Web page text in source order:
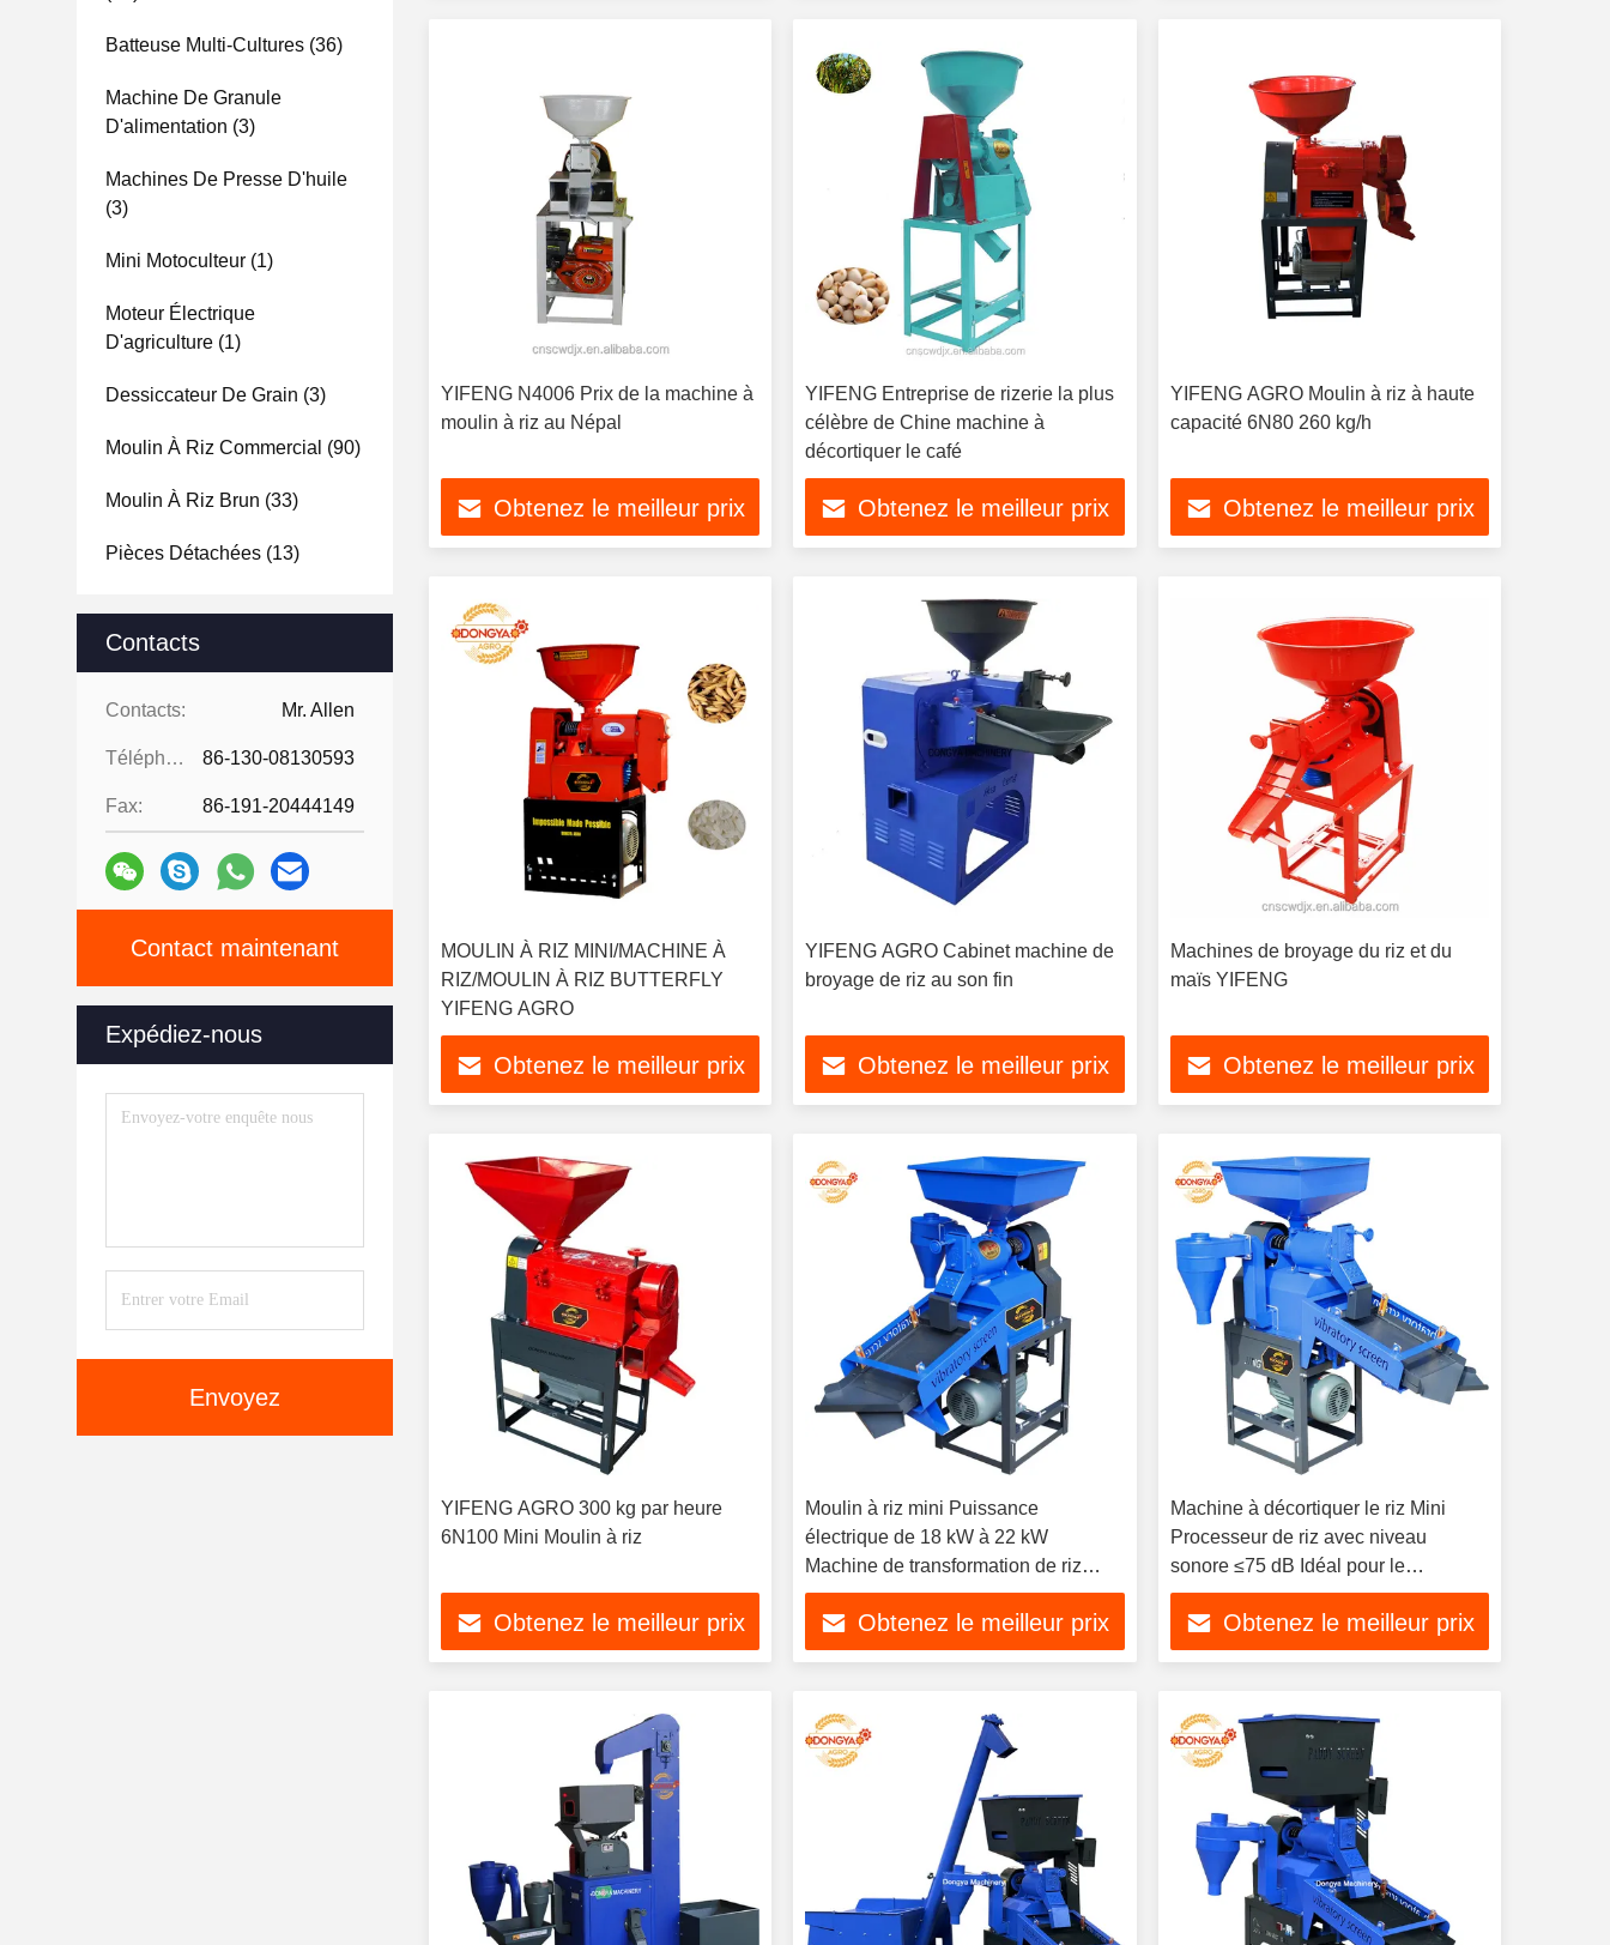
Batteuse Multi-Cultures (36)
Machine De Granule
D'alimentation (3)
Machines De Presse D'huile
(3)
Mini Motoculteur (1)
Moteur Électrique
D'agriculture (1)
Dessiccateur De Grain (3)
Moulin À Riz Commercial (90)
Moulin À Riz Brun (33)
Pièces Détachées (13)
Contacts
Contacts: Mr. Allen
Téléphone: 86-130-08130593
Fax: 86-191-20444149
Contact maintenant
Expédiez-nous
Envoyez
YIFENG N4006 Prix de la machine à
moulin à riz au Népal
Obtenez le meilleur prix
YIFENG Entreprise de rizerie la plus
célèbre de Chine machine à
décortiquer le café
Obtenez le meilleur prix
YIFENG AGRO Moulin à riz à haute
capacité 6N80 260 kg/h
Obtenez le meilleur prix
MOULIN À RIZ MINI/MACHINE À
RIZ/MOULIN À RIZ BUTTERFLY
YIFENG AGRO
Obtenez le meilleur prix
YIFENG AGRO Cabinet machine de
broyage de riz au son fin
Obtenez le meilleur prix
Machines de broyage du riz et du
maïs YIFENG
Obtenez le meilleur prix
YIFENG AGRO 300 kg par heure
6N100 Mini Moulin à riz
Obtenez le meilleur prix
Moulin à riz mini Puissance
électrique de 18 kW à 22 kW
Machine de transformation de riz
compacte adaptée à la production à
petite échelle
Obtenez le meilleur prix
Machine à décortiquer le riz Mini
Processeur de riz avec niveau
sonore ≤75 dB Idéal pour le
traitement du riz à petite échelle et
une utilisation facile
Obtenez le meilleur prix